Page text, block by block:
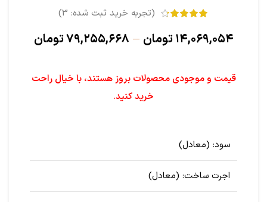
(تجربه خرید ثبت شده: 3
)
۱۴,۰۶۹,۰۵۴ تومان – ۷۹,۲۵۵,۶۶۸تومان
قیمت و موجودی محصولات بروز هستند، با خیال راحت
خرید کنید.
سود: (معادل)
اجرت ساخت: (معادل)